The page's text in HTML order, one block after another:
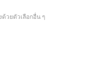
วยตัวเลือกอื่น ๆ